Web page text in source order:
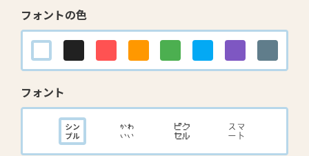
フォントの色
フォント